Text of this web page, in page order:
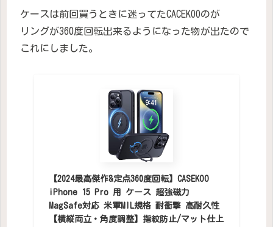
ケースは前回買うときに迷ってたCACEKOOのが
リングが360度回転出来るようになった物が出たので
これにしました。
【2024最高傑作&定点360度回転】CASEKOO
iPhone 15 Pro 用 ケース 超強磁力
MagSafe対応 米軍MIL規格 耐衝撃 高耐久性
【横縦両立・角度調整】指紋防止/マット仕上